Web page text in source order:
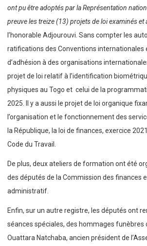
ont pu être adoptés par la Représentation
preuve les treize (13) projets de loi examinés et
l’honorable Adjourouvi. Sans compter les
ratifications des Conventions internationales
d’adhésion à des organisations
projet de loi relatif à l’identification
physiques au Togo et celui de la
2025. Il y a aussi le projet de loi organique
l’organisation et le fonctionnement des
la République, la loi de finances, exercice
Code du Travail.
De plus, deux ateliers de formation ont été
des députés de la Commission des finances
administratif.
Enfin, sur un autre registre, les députés ont
séances spéciales, des hommages funèbres
Ouattara Natchaba, ancien président de